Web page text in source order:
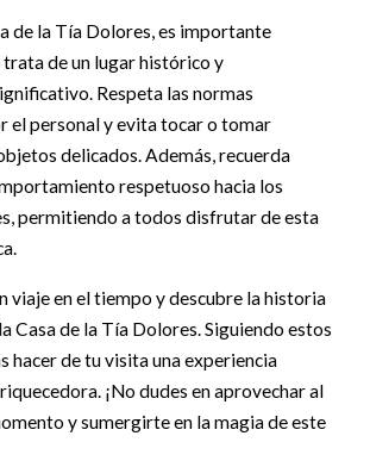
de la Tía Dolores, es importante
de un lugar histórico y
Respeta las normas
el personal y evita tocar o tomar
delicados. Además, recuerda
respetuoso hacia los
permitiendo a todos disfrutar de esta
viaje en el tiempo y descubre la historia
Casa de la Tía Dolores. Siguiendo estos
hacer de tu visita una experiencia
¡No dudes en aprovechar al
y sumergirte en la magia de este